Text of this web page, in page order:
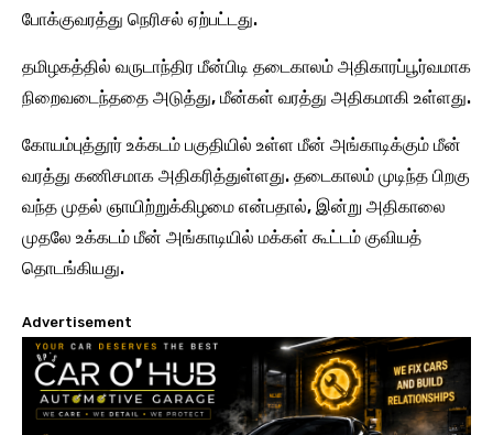
போக்குவரத்து நெரிசல் ஏற்பட்டது.
தமிழகத்தில் வருடாந்திர மீன்பிடி தடைகாலம் அதிகாரப்பூர்வமாக
நிறைவடைந்ததை அடுத்து, மீன்கள் வரத்து அதிகமாகி உள்ளது.
கோயம்புத்தூர் உக்கடம் பகுதியில் உள்ள மீன் அங்காடிக்கும் மீன்
வரத்து கணிசமாக அதிகரித்துள்ளது. தடைகாலம் முடிந்த பிறகு
வந்த முதல் ஞாயிற்றுக்கிழமை என்பதால், இன்று அதிகாலை
முதலே உக்கடம் மீன் அங்காடியில் மக்கள் கூட்டம் குவியத்
தொடங்கியது.
Advertisement